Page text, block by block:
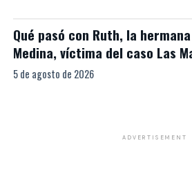
Qué pasó con Ruth, la
Medina, víctima del caso Las
5 de agosto de 2026
ADVERTISEMENT